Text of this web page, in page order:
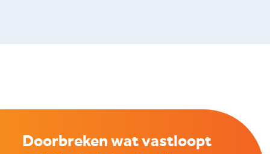
Doorbreken wat vastloopt